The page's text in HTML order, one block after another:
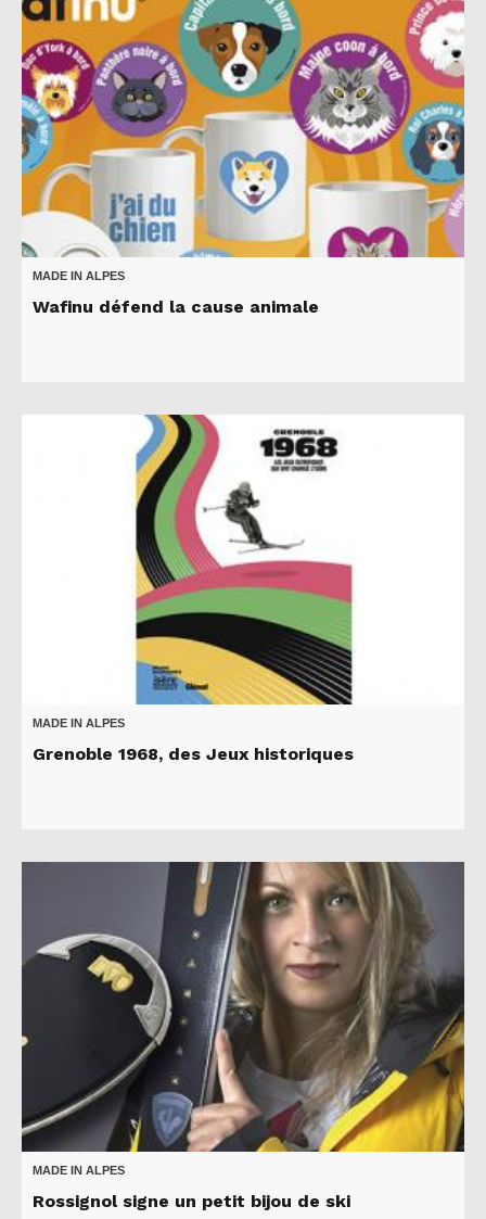
MADE IN ALPES
Wafinu défend la cause animale
MADE IN ALPES
Grenoble 1968, des Jeux historiques
MADE IN ALPES
Rossignol signe un petit bijou de ski